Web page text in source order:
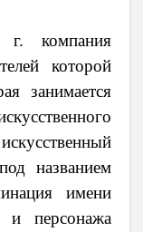
компания
которой
занимается
названием
имени
и персонажа